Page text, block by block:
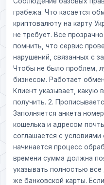
грабежа. Что касается
криптовалюту на карту
не требует. Все
помнить, что сервис
нарушений, связанных с
Чтобы не было проблем,
бизнесом. Работает
Клиент указывает, какую
получить. 2.
Заполняется анкета
кошелька и адресом
соглашается с
начинается процесс
времени сумма должна
указывать полностью
же банковской карты.